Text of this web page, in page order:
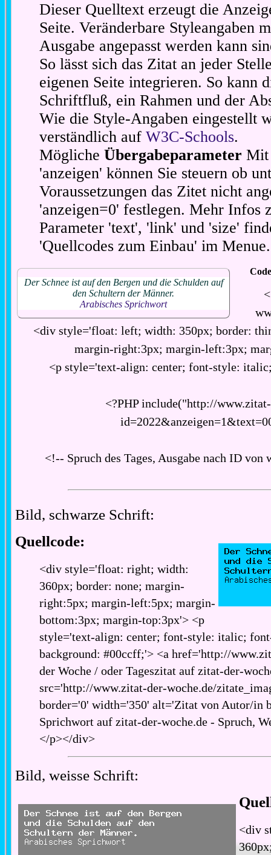
Dieser Quelltext erzeugt die
Seite. Veränderbare Styleangaben
Ausgabe angepasst werden kann
So lässt sich das Zitat an jeder
eigenen Seite integrieren. So kann
Schriftfluß, ein Rahmen und der
Wie die Style-Angaben eingestellt
verständlich aufW3C-Schools.
MöglicheÜbergabeparameter Mit
'anzeigen' können Sie steuern ob
Voraussetzungen das Zitet nicht
'anzeigen=0' festlegen. Mehr Infos
Parameter 'text', 'link' und 'size'
'Quellcodes zum Einbau' im Menue.
Der Schnee ist auf den Bergen und die Schulden auf
den Schultern der Männer.
Arabisches Sprichwort
<div style='float: left; width: 350px; border:
margin-right:3px; margin-left:3px;
<p style='text-align: center; font-style:
<?PHP include("http://
<!-- Spruch des Tages, Ausgabe nach ID
Bild, schwarze Schrift:
Quellcode:
<div style='float: right; width:
360px; border: none; margin-
right:5px; margin-left:5px; margin-
bottom:3px; margin-top:3px'> <p
style='text-align: center; font-style: italic;
background: #00ccff;'> <a href='http://
der Woche / oder Tageszitat auf zitat-der-
src='http://www.zitat-der-woche.de/
border='0' width='350' alt='Zitat von Autor/in
Sprichwort auf zitat-der-woche.de - Spruch,
</p></div>
Bild, weisse Schrift:
<div